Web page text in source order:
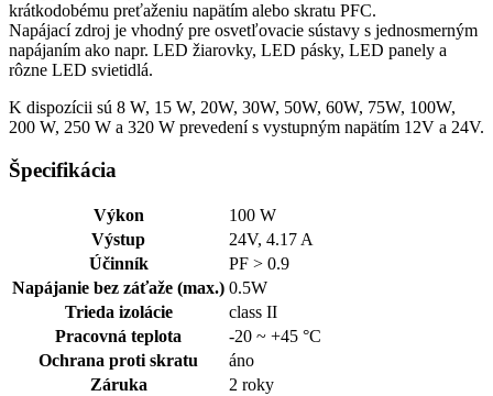
krátkodobému preťaženiu napätím alebo skratu PFC.
Napájací zdroj je vhodný pre osvetľovacie sústavy s jednosmerným
napájaním ako napr. LED žiarovky, LED pásky, LED panely a
rôzne LED svietidlá.
K dispozícii sú 8 W, 15 W, 20W, 30W, 50W, 60W, 75W, 100W,
200 W, 250 W a 320 W prevedení s vystupným napätím 12V a 24V.
Špecifikácia
Výkon
100 W
Výstup
24V, 4.17 A
Účinník
PF > 0.9
Napájanie bez záťaže (max.) 0.5W
Trieda izolácie
class II
Pracovná teplota
-20 ~ +45 °C
Ochrana proti skratu
áno
Záruka
2 roky